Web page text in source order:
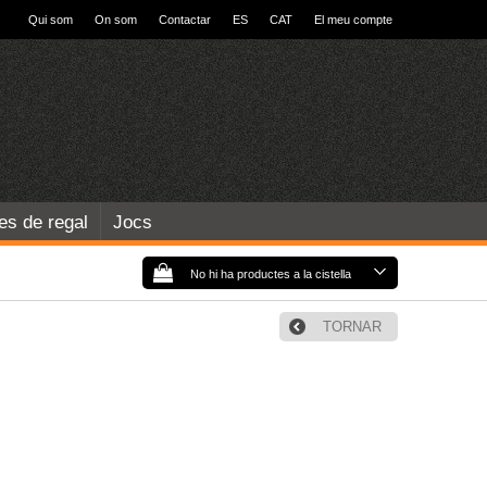
Qui som On som Contactar ES CAT El meu compte
de regal Jocs
No hi ha productes a la cistella
TORNAR